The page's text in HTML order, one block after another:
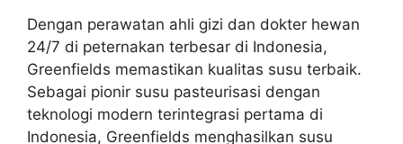
Dengan perawatan ahli gizi dan dokter hewan
24/7 di peternakan terbesar di Indonesia,
Greenfields memastikan kualitas susu terbaik.
Sebagai pionir susu pasteurisasi dengan
teknologi modern terintegrasi pertama di
Indonesia, Greenfields menghasilkan susu